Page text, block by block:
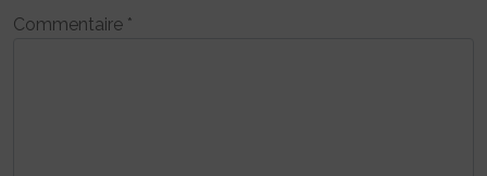
Commentaire *